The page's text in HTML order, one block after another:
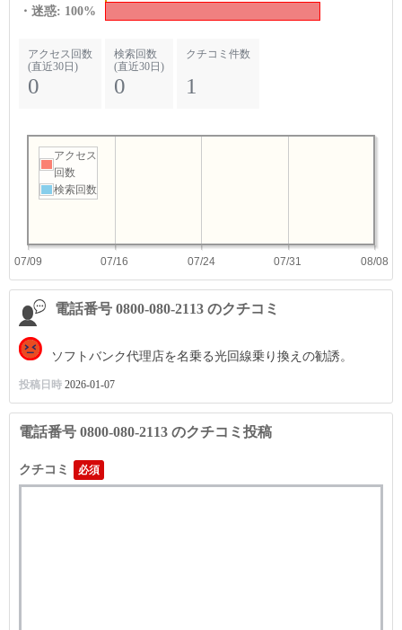
・迷惑: 100%
アクセス回数
(直近30日)
0
検索回数
(直近30日)
0
クチコミ件数
1
07/09 07/16 07/24 07/31 08/08
アクセス
回数
検索回数
電話番号 0800-080-2113 のクチコミ
ソフトバンク代理店を名乗る光回線乗り換えの勧誘。
投稿日時 2026-01-07
電話番号 0800-080-2113 のクチコミ投稿
クチコミ